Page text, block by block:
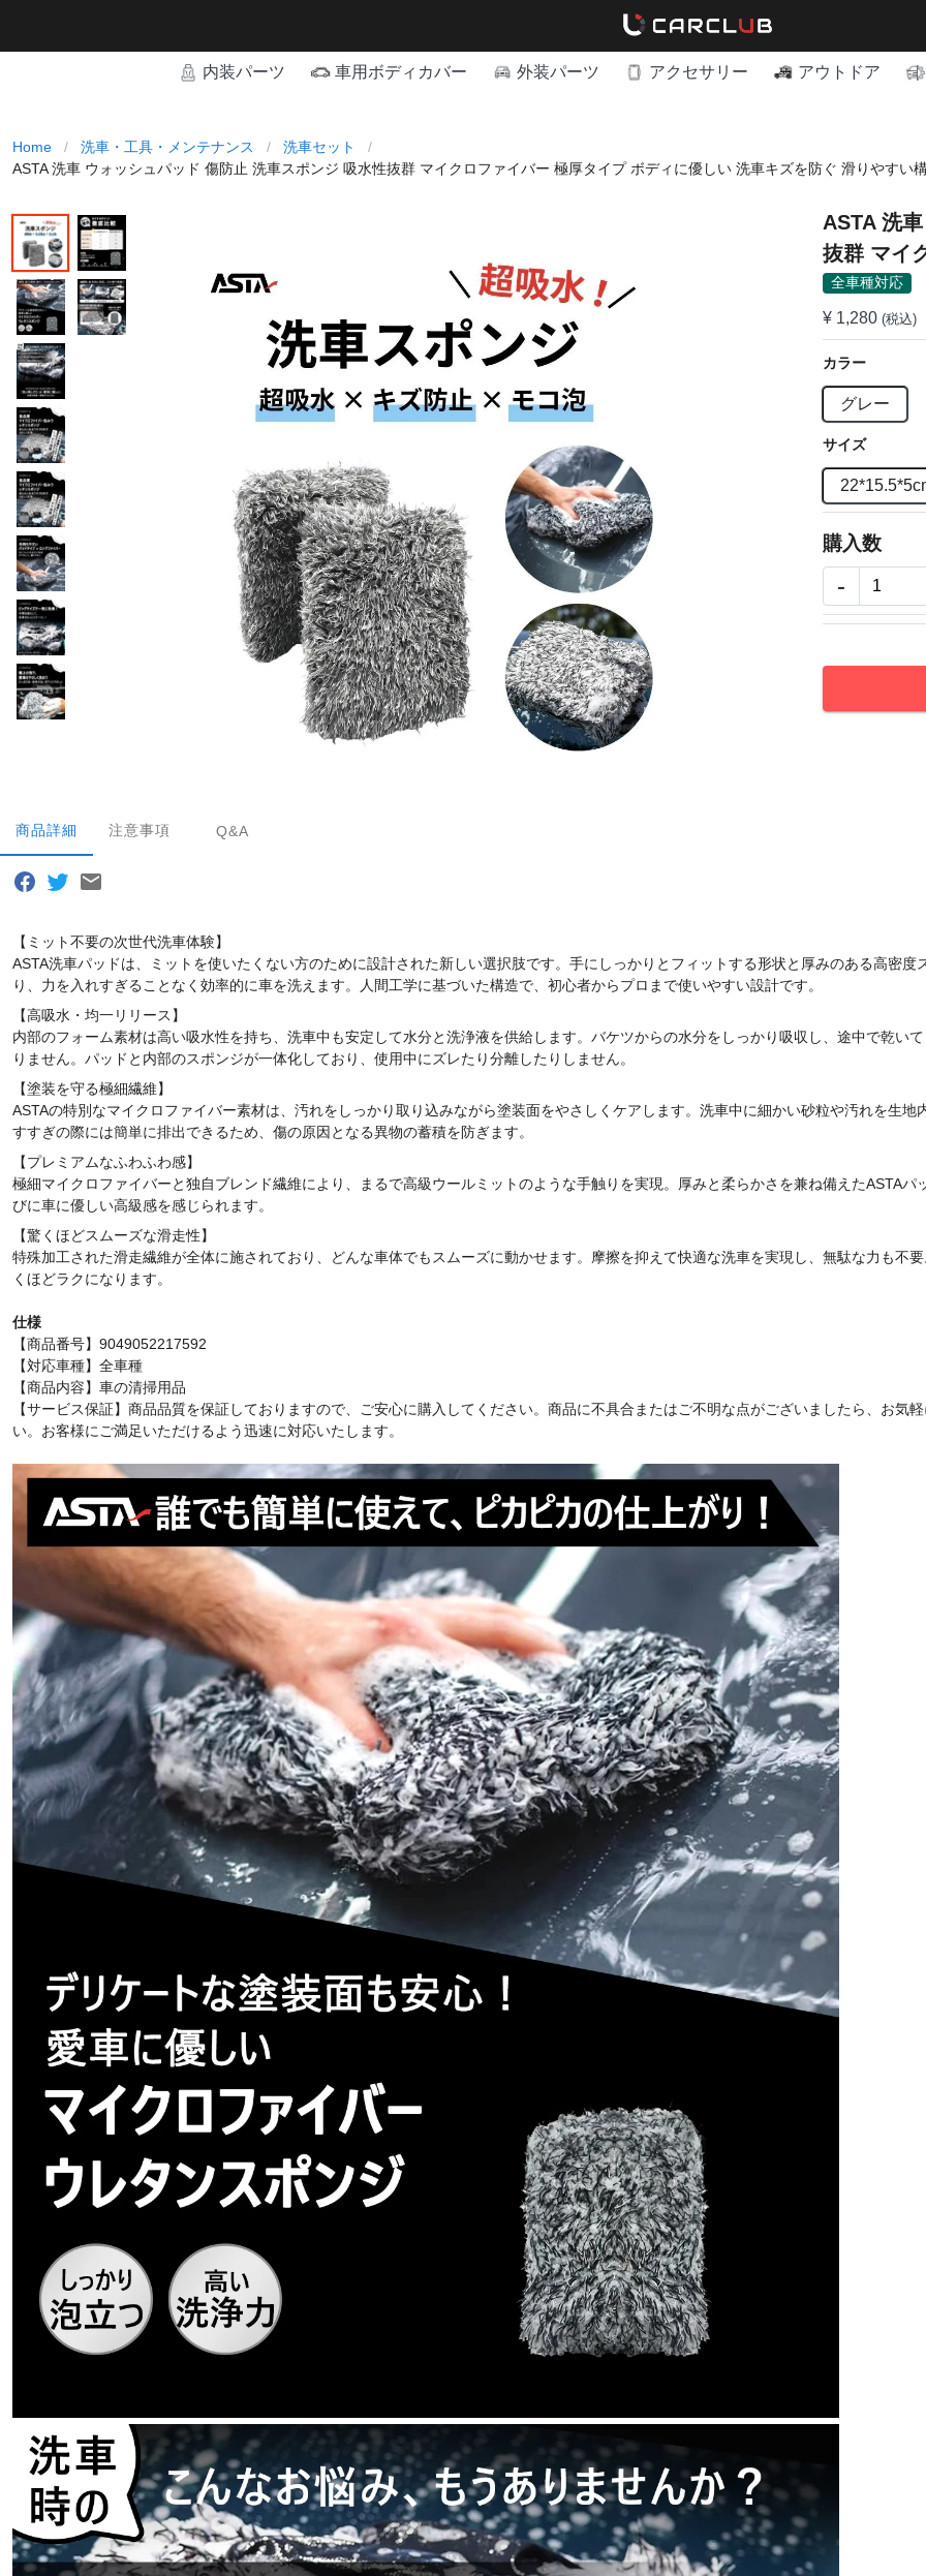
内装パーツ 車用ボディカバー 外装パーツ アクセサリー アウトドア
Home / 洗車・工具・メンテナンス / 洗車セット
/
ASTA 洗車 ウォッシュパッド 傷防止 洗車スポンジ 吸水性抜群 マイクロファイバー 極厚タイプ ボディに優しい 洗車キズを防ぐ 滑りやすい
ASTA 洗
抜群 マイ
キズを防
全車種対応
¥ 1,280 (税込)
カラー
グレー
サイズ
購入数
-
商品詳細 注意事項 Q&A
【ミット不要の次世代洗車体験】
ASTA洗車パッドは、ミットを使いたくない方のために設計された新しい選択肢です。手にしっかりとフィットする形状と厚みのある高密度
り、力を入れすぎることなく効率的に車を洗えます。人間工学に基づいた構造で、初心者からプロまで使いやすい設計です。
【高吸水・均一リリース】
内部のフォーム素材は高い吸水性を持ち、洗車中も安定して水分と洗浄液を供給します。バケツからの水分をしっかり吸収し、途中で乾い
りません。パッドと内部のスポンジが一体化しており、使用中にズレたり分離したりしません。
【塗装を守る極細繊維】
ASTAの特別なマイクロファイバー素材は、汚れをしっかり取り込みながら塗装面をやさしくケアします。洗車中に細かい砂粒や汚れを生地
すすぎの際には簡単に排出できるため、傷の原因となる異物の蓄積を防ぎます。
【プレミアムなふわふわ感】
極細マイクロファイバーと独自ブレンド繊維により、まるで高級ウールミットのような手触りを実現。厚みと柔らかさを兼ね備えたASTAパ
びに車に優しい高級感を感じられます。
【驚くほどスムーズな滑走性】
特殊加工された滑走繊維が全体に施されており、どんな車体でもスムーズに動かせます。摩擦を抑えて快適な洗車を実現し、無駄な力も不
くほどラクになります。
仕様
【商品番号】9049052217592
【対応車種】全車種
【商品内容】車の清掃用品
【サービス保証】商品品質を保証しておりますので、ご安心に購入してください。商品に不具合またはご不明な点がございましたら、お気
い。お客様にご満足いただけるよう迅速に対応いたします。